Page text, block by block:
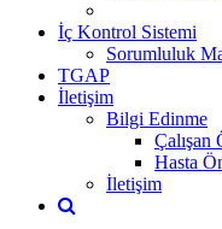
İç Kontrol Sistemi
Sorumluluk
TGAP
İletişim
Bilgi Edinme
Çalışan
Hasta
İletişim